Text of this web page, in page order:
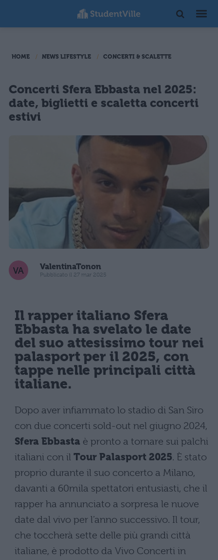
HOME NEWS LIFESTYLE CONCERTI & SCALETTE
Concerti Sfera Ebbasta nel 2025:
date, biglietti e scaletta concerti
estivi
ValentinaTonon
Pubblicato il 27 mar 2025
Il rapper italiano Sfera
Ebbasta ha svelato le date
del suo attesissimo tour nei
palasport per il 2025, con
tappe nelle principali città
italiane.
Dopo aver infiammato lo stadio di San Siro
con due concerti sold-out nel giugno 2024,
Sfera Ebbasta è pronto a tornare sui palchi
italiani con il Tour Palasport 2025. È stato
proprio durante il suo concerto a Milano,
davanti a 60mila spettatori entusiasti, che il
rapper ha annunciato a sorpresa le nuove
date dal vivo per l’anno successivo. Il tour,
che toccherà sette delle più grandi città
italiane, è prodotto da Vivo Concerti in